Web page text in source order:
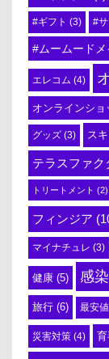
#ギフト (3) #サ
#ムームードメ
エレコム (4)
オンラインショ
グッズ (3) ス
テラスファク
トリートメント (2)
フィンジア
マイナチュレ (3)
健康 (5) 感染
旅行 (6) 最安値
災害対策 (4)